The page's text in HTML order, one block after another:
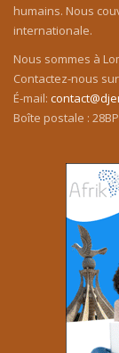
humains. Nous
internationale.
Nous sommes à
Contactez-nous sur
É-mail:
Boîte postale :